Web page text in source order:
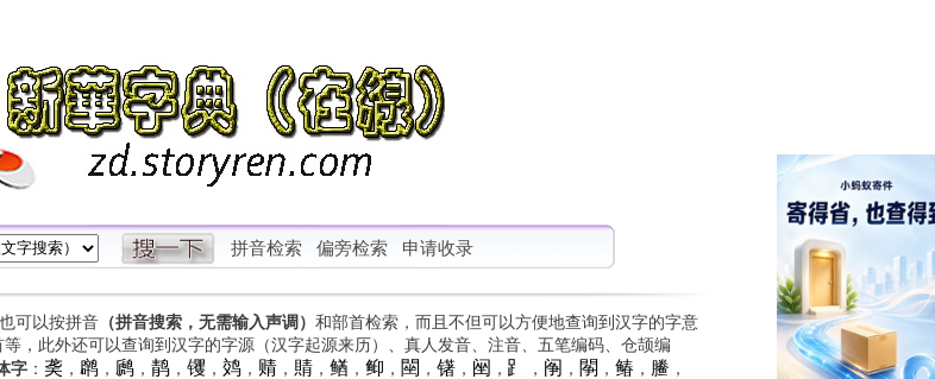
拼音检索 偏旁检索 申请收录
可以按拼音（拼音搜索，无需输入声调） 和部首检索，而且不但可以方便地查询到汉字的字意
，此外还可以查询到汉字的字源（汉字起源来历）、真人发音、注音、五笔编码、仓颉编
字： 䶮 ， 䴙， 䴘， 䴖， 䦆， 䴔， 䞍， 䝼， 䲡 ， 䲟 ， 䦟 ， 䦃， 䦷 ， ⻊ ， 䦶 ， 䦛 ， 䲠 ， 䲢 ，